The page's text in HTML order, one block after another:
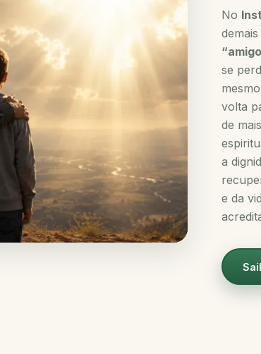
No
se
volta
de
a
e da